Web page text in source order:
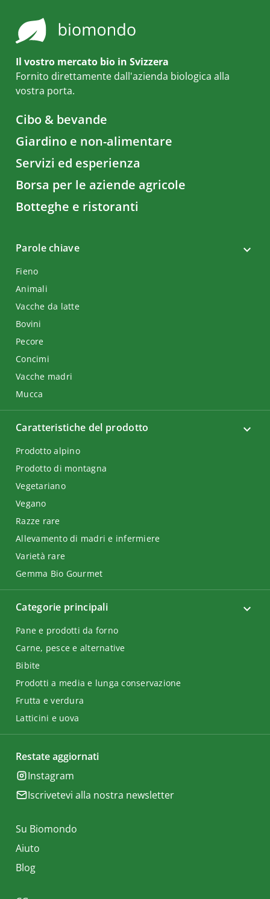
Il vostro mercato bio in Svizzera
Fornito direttamente dall'azienda biologica alla
vostra porta.
Cibo & bevande
Giardino e non-alimentare
Servizi ed esperienza
Borsa per le aziende agricole
Botteghe e ristoranti
Parole chiave
Fieno
Animali
Vacche da latte
Bovini
Pecore
Concimi
Vacche madri
Mucca
Categorie principali
Pane e prodotti da forno
Carne, pesce e alternative
Bibite
Prodotti a media e lunga conservazione
Frutta e verdura
Latticini e uova
Caratteristiche del prodotto
Prodotto alpino
Prodotto di montagna
Vegetariano
Vegano
Razze rare
Allevamento di madri e infermiere
Varietà rare
Gemma Bio Gourmet
Restate aggiornati
Instagram
Iscrivetevi alla nostra newsletter
Su Biomondo
Aiuto
Blog